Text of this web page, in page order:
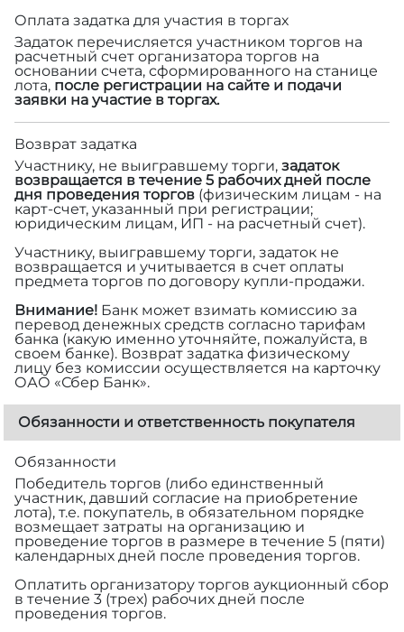
Оплата задатка для участия в торгах
Задаток перечисляется участником торгов на
расчетный счет организатора торгов на
основании счета, сформированного на станице
лота, после регистрации на сайте и подачи
заявки на участие в торгах.
Возврат задатка
Участнику, не выигравшему торги, задаток
возвращается в течение 5 рабочих дней после
дня проведения торгов (физическим лицам - на
карт-счет, указанный при регистрации;
юридическим лицам, ИП - на расчетный счет).
Участнику, выигравшему торги, задаток не
возвращается и учитывается в счет оплаты
предмета торгов по договору купли-продажи.
Внимание! Банк может взимать комиссию за
перевод денежных средств согласно тарифам
банка (какую именно уточняйте, пожалуйста, в
своем банке). Возврат задатка физическому
лицу без комиссии осуществляется на карточку
ОАО «Сбер Банк».
Обязанности и ответственность покупателя
Обязанности
Победитель торгов (либо единственный
участник, давший согласие на приобретение
лота), т.е. покупатель, в обязательном порядке
возмещает затраты на организацию и
проведение торгов в размере в течение 5 (пяти)
календарных дней после проведения торгов.
Оплатить организатору торгов аукционный сбор
в течение 3 (трех) рабочих дней после
проведения торгов.